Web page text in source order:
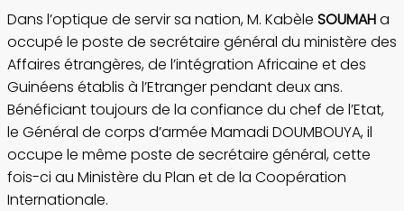
Dans l’optique de servir sa nation, M. Kabèle SOUMAHa
occupé le poste de secrétaire général du ministère des
Affaires étrangères, de l’intégration Africaine et des
Guinéens établis à l’Etranger pendant deux ans.
Bénéficiant toujours de la confiance du chef de l’Etat,
le Général de corps d’armée Mamadi DOUMBOUYA, il
occupe le même poste de secrétaire général, cette
fois-ci au Ministère du Plan et de la Coopération
Internationale.